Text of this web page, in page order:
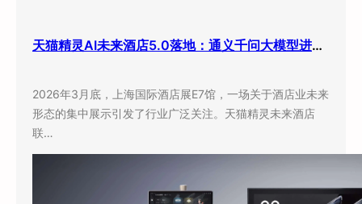
天猫精灵AI未来酒店5.0落地：通义千问大模型进驻客房，酒店业迎来”数字员工”时代
2026年3月底，上海国际酒店展E7馆，一场关于酒店业未来
形态的集中展示引发了行业广泛关注。天猫精灵未来酒店
联…